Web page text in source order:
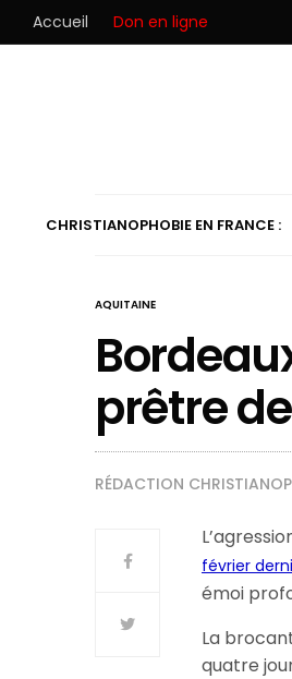
Accueil Don en ligne
CHRISTIANOPHOBIE EN FRANCE :
AQUITAINE
prêtre
RÉDACTION
février
émoi
La
quatre